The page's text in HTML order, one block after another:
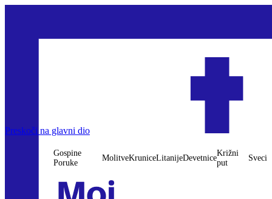
Preskoči na glavni dio
Gospine
Poruke
MolitveKruniceLitanijeDevetnice
Križni
put
Sveci